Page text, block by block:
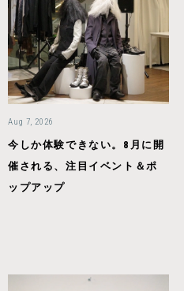
Aug 7, 2026
今しか体験できない。8月に開
催される、注目イベント＆ポ
ップアップ